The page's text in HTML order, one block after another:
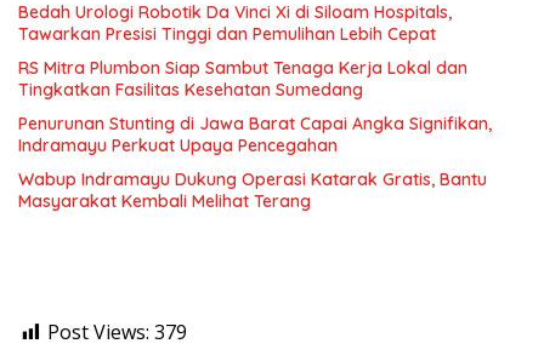
Bedah Urologi Robotik Da Vinci Xi di Siloam Hospitals,
Tawarkan Presisi Tinggi dan Pemulihan Lebih Cepat
RS Mitra Plumbon Siap Sambut Tenaga Kerja Lokal dan
Tingkatkan Fasilitas Kesehatan Sumedang
Penurunan Stunting di Jawa Barat Capai Angka Signifikan,
Indramayu Perkuat Upaya Pencegahan
Wabup Indramayu Dukung Operasi Katarak Gratis, Bantu
Masyarakat Kembali Melihat Terang
Post Views: 379